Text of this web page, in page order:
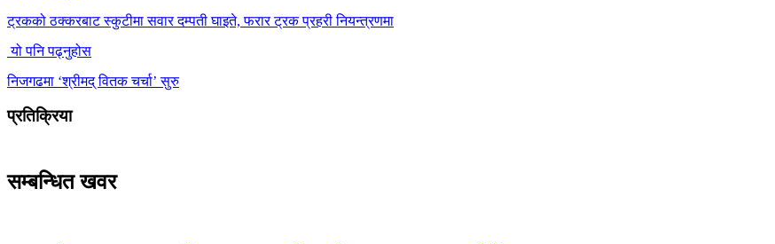
ट्रकको ठक्करबाट स्कुटीमा सवार दम्पती घाइते, फरार ट्रक प्रहरी नियन्त्रणमा
यो पनि पढ्नुहोस
निजगढमा ‘श्रीमद् वितक चर्चा’ सुरु
प्रतिक्रिया
सम्बन्धित खवर